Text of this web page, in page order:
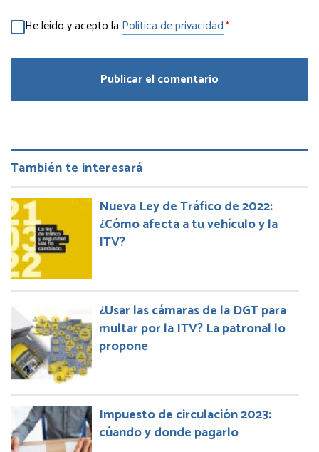
He leído y acepto la Política de privacidad*
También te interesará
Nueva Ley de Tráfico de 2022:
¿Cómo afecta a tu vehículo y la
ITV?
¿Usar las cámaras de la DGT para
multar por la ITV? La patronal lo
propone
Impuesto de circulación 2023:
cúando y donde pagarlo